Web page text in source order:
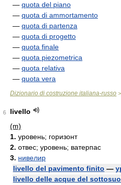
— quota del piano
— quota di ammortamento
— quota di partenza
— quota di progetto
— quota finale
— quota piezometrica
— quota relativa
— quota vera
Dizionario di costruzione italiana-russo >
6
livello
(m)
1. уровень; горизонт
2. отвес; уровень; ватерпас
3. нивелир
livello del pavimento finito —
livello delle acque del